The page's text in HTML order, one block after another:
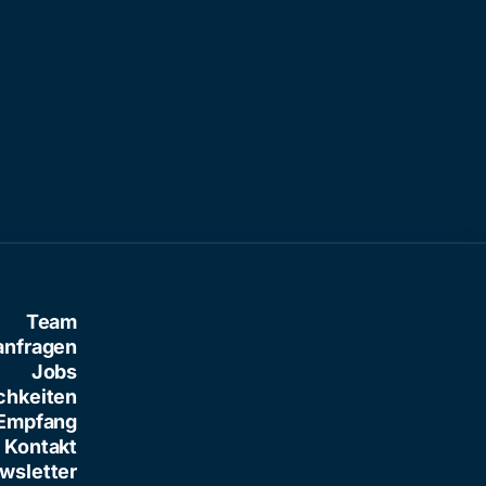
Team
Jobs
Kontakt